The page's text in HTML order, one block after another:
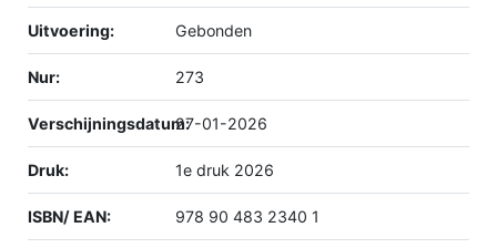
Uitvoering: Gebonden
Nur: 273
Verschijningsdatum:27-01-2026
Druk: 1e druk 2026
ISBN/ EAN: 978 90 483 2340 1